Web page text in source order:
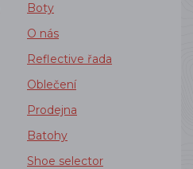
Boty
O nás
Reflective řada
Oblečení
Prodejna
Batohy
Shoe selector